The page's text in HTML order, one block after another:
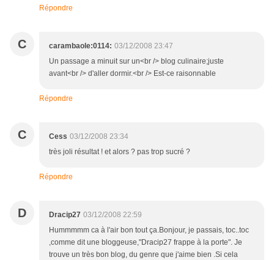
Répondre
C carambaole:0114: 03/12/2008 23:47
Un passage a minuit sur un<br /> blog culinaire;juste
avant<br /> d'aller dormir.<br /> Est-ce raisonnable
Répondre
C Cess 03/12/2008 23:34
très joli résultat ! et alors ? pas trop sucré ?
Répondre
D Dracip27 03/12/2008 22:59
Hummmmm ca à l'air bon tout ça.Bonjour, je passais, toc..toc
,comme dit une bloggeuse,"Dracip27 frappe à la porte". Je
trouve un très bon blog, du genre que j'aime bien .Si cela